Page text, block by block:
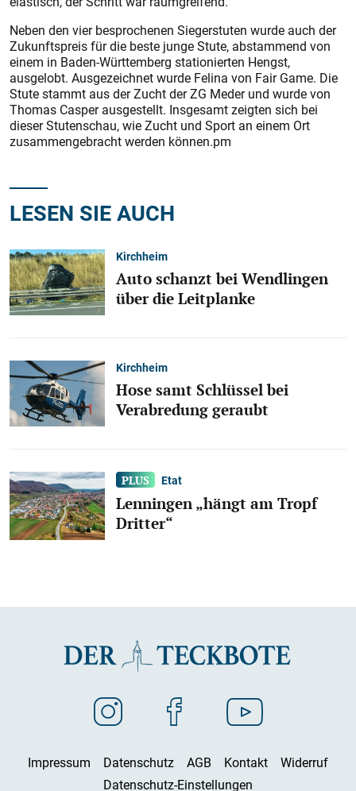
Neben den vier besprochenen Siegerstuten wurde auch der
Zukunftspreis für die beste junge Stute, abstammend von
einem in Baden-Württemberg stationierten Hengst,
ausgelobt. Ausgezeichnet wurde Felina von Fair Game. Die
Stute stammt aus der Zucht der ZG Meder und wurde von
Thomas Casper ausgestellt. Insgesamt zeigten sich bei
dieser Stutenschau, wie Zucht und Sport an einem Ort
zusammengebracht werden können.pm
LESEN SIE AUCH
Kirchheim
Auto schanzt bei Wendlingen
über die Leitplanke
Kirchheim
Hose samt Schlüssel bei
Verabredung geraubt
Etat
Lenningen „hängt am Tropf
Dritter“
Impressum Datenschutz AGB Kontakt
Widerruf
Datenschutz-Einstellungen